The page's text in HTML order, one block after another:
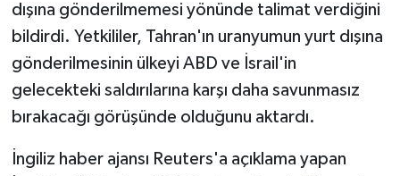
dışına gönderilmemesi yönünde talimat verdiğini
bildirdi. Yetkililer, Tahran'ın uranyumun yurt dışına
gönderilmesinin ülkeyi ABD ve İsrail'in
gelecekteki saldırılarına karşı daha savunmasız
bırakacağı görüşünde olduğunu aktardı.
İngiliz haber ajansı Reuters'a açıklama yapan